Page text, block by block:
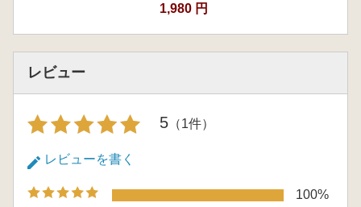
1,980 円
レビュー
5 （1件）
レビューを書く
100%